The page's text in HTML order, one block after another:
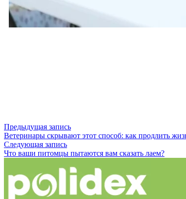
Предыдущая запись
Ветеринары скрывают этот способ: как продлить
Следующая запись
Что ваши питомцы пытаются вам сказать лаем?